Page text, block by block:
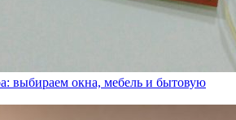
выбираем окна, мебель и бытовую